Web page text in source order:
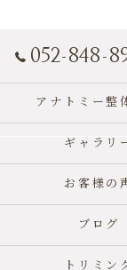
052-848-
アナトミー整
ギャラリ
お客様の
ブログ
トリミン